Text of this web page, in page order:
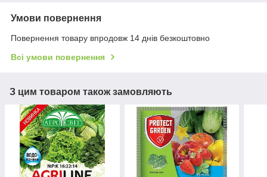
Умови повернення
Повернення товару впродовж 14 днів безкоштовно
Всі умови повернення
З цим товаром також замовляють